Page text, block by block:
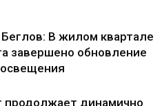
В жилом квартале
завершено обновление
продолжает динамично